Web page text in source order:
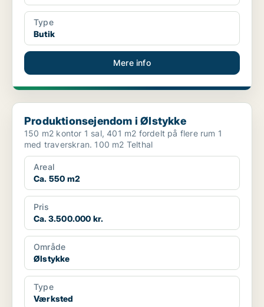
Type
Butik
Mere info
Produktionsejendom i Ølstykke
Produktionsejendom i Ølstykke
150 m2 kontor 1 sal, 401 m2 fordelt på flere rum 1
med traverskran. 100 m2 Telthal
Areal
Ca. 550 m2
Pris
Ca. 3.500.000 kr.
Område
Ølstykke
Type
Værksted